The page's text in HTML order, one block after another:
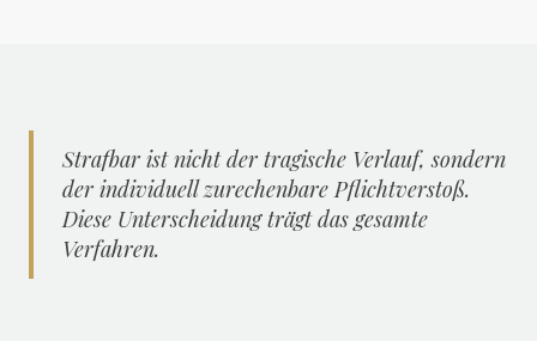
Strafbar ist nicht der tragische Verlauf, sondern
der individuell zurechenbare Pflichtverstoß.
Diese Unterscheidung trägt das gesamte
Verfahren.